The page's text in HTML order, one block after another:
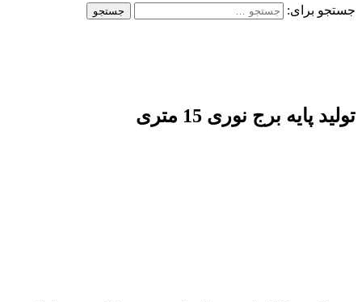
جستجو برای:
تولید پایه برج نوری 15 متری